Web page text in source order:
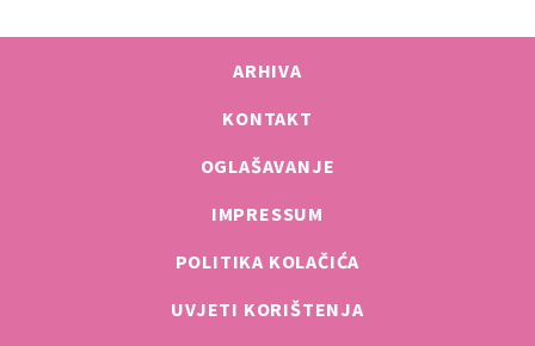
ARHIVA
KONTAKT
OGLAŠAVANJE
IMPRESSUM
POLITIKA KOLAČIĆA
UVJETI KORIŠTENJA